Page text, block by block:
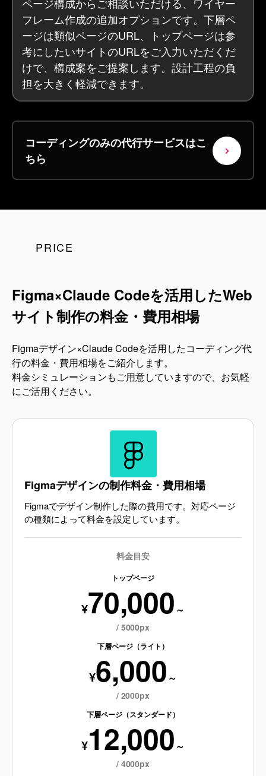
ページ構成からご相談いただける、ワイヤー
フレーム作成の追加オプションです。下層ペ
ージは類似ページのURL、トップページは参
考にしたいサイトのURLをご入力いただくだ
けで、構成案をご提案します。設計工程の負
担を大きく軽減できます。
コーディングのみの代行サービスはこ
ちら
PRICE
Figma×Claude Codeを活用したWeb
サイト制作の料金・費用相場
Figmaデザイン×Claude Codeを活用したコーディング代
行の料金・費用相場をご紹介します。
料金シミュレーションもご用意していますので、お気軽
にご活用ください。
Figmaデザインの制作料金・費用相場
Figmaでデザイン制作した際の費用です。対応ページ
の種類によって料金を設定しています。
料金目安
トップページ
¥70,000 ～
/ 5000px
下層ページ（ライト）
¥6,000 ～
/ 2000px
下層ページ（スタンダード）
¥12,000 ～
/ 4000px